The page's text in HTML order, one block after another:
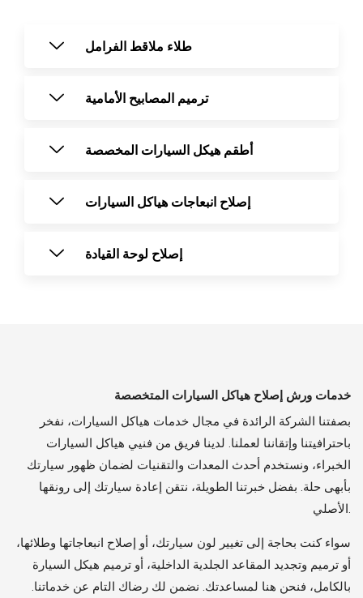
طلاء ملاقط الفرامل
ترميم المصابيح الأمامية
أطقم هيكل السيارات المخصصة
إصلاح انبعاجات هياكل السيارات
إصلاح لوحة القيادة
خدمات ورش إصلاح هياكل السيارات المتخصصة
بصفتنا الشركة الرائدة في مجال خدمات هياكل السيارات، نفخر
باحترافيتنا وإتقاننا لعملنا. لدينا فريق من فنيي هياكل السيارات
الخبراء، ونستخدم أحدث المعدات والتقنيات لضمان ظهور سيارتك
بأبهى حلة. بفضل خبرتنا الطويلة، نتقن إعادة سيارتك إلى رونقها
الأصلي.
سواء كنت بحاجة إلى تغيير لون سيارتك، أو إصلاح انبعاجاتها وطلائها،
أو ترميم وتجديد المقاعد الجلدية الداخلية، أو ترميم هيكل السيارة
بالكامل، فنحن هنا لمساعدتك. نضمن لك رضاك ​​التام عن خدماتنا.